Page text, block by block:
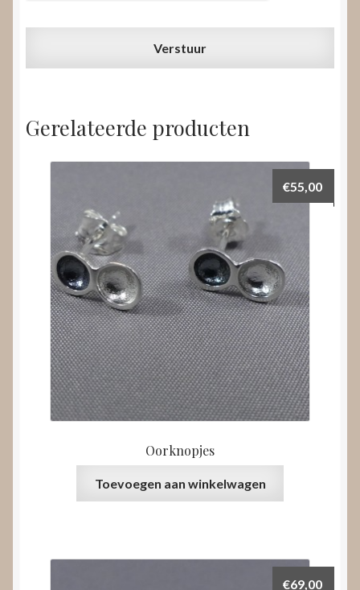
Gerelateerde producten
Oorknopjes
€55,00
Toevoegen aan winkelwagen
€69,00